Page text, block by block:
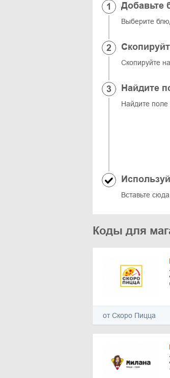
Добавьте
Выберите
Скопируйте
Найдите
Найдите поле
Вставьте
Коды для
от Скоро Пицца